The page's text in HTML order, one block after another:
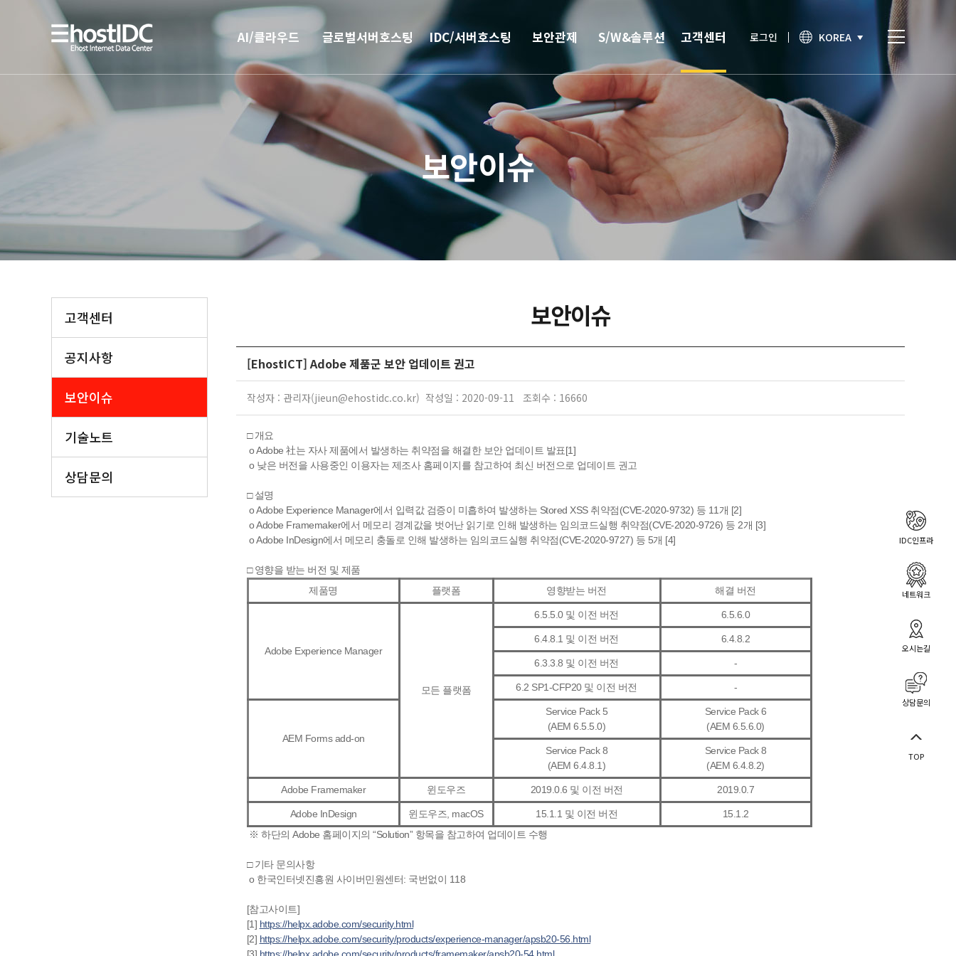
AI/클라우드
AI 인프라
AI 전용 서버호스팅
글로벌서버호스팅
해외
IDC/서버호스팅
서버호스팅
CN2 중국회선
서버 매니지먼트
IPFS 구축
L4 로드밸런싱
보안관제
안티랜섬웨어
웹격리(RBI)
방화벽
보안솔루션
DDoS & 백신
S/W&솔루션
부가서비스
SSO 통합인증
모바일 간편인증
고객센터
공지사항
기술노트
상담문의
로그인 KOREA
보안이슈
고객센터
공지사항
보안이슈
기술노트
상담문의
보안이슈
[EhostICT] Adobe 제품군 보안 업데이트 권고
작성자 : 관리자(jieun@ehostidc.co.kr) 작성일 : 2020-09-11 조회수 : 16660
□ 개요
o Adobe 社는 자사 제품에서 발생하는 취약점을 해결한 보안 업데이트 발표[1]
o 낮은 버전을 사용중인 이용자는 제조사 홈페이지를 참고하여 최신 버전으로 업데이트 권고
□ 설명
o Adobe Experience Manager에서 입력값 검증이 미흡하여 발생하는 Stored XSS 취약점(CVE-2020-9732) 등 11개 [2]
o Adobe Framemaker에서 메모리 경계값을 벗어난 읽기로 인해 발생하는 임의코드실행 취약점(CVE-2020-9726) 등 2개 [3]
o Adobe InDesign에서 메모리 충돌로 인해 발생하는 임의코드실행 취약점(CVE-2020-9727) 등 5개 [4]
□ 영향을 받는 버전 및 제품
제품명
플랫폼 영향받는 버전 해결 버전
Adobe Experience Manager
모든 플랫폼
6.5.5.0 및 이전 버전 6.5.6.0
6.4.8.1 및 이전 버전 6.4.8.2
6.3.3.8 및 이전 버전 -
6.2 SP1-CFP20 및 이전 버전 -
AEM Forms add-on
Service Pack 5
(AEM 6.5.5.0)
Service Pack 6
(AEM 6.5.6.0)
Service Pack 8
(AEM 6.4.8.1)
Service Pack 8
(AEM 6.4.8.2)
Adobe Framemaker 윈도우즈 2019.0.6 및 이전 버전 2019.0.7
Adobe InDesign 윈도우즈, macOS 15.1.1 및 이전 버전
15.1.2
※ 하단의 Adobe 홈페이지의 “Solution” 항목을 참고하여 업데이트 수행
□ 기타 문의사항
o 한국인터넷진흥원 사이버민원센터: 국번없이 118
[참고사이트]
[1] https://helpx.adobe.com/security.html
[2] https://helpx.adobe.com/security/products/experience-manager/apsb20-56.html
https://helpx.adobe.com/security/products/framemaker/apsb20-54.html
IDC인프라
네트워크
오시는길
상담문의
TOP